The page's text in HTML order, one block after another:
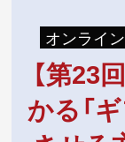
オンライ
【第23
かる「